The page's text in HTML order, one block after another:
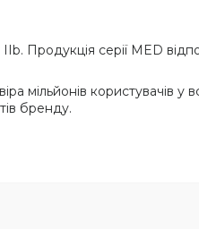
Продукція серії MED
мільйонів користувачів у
бренду.